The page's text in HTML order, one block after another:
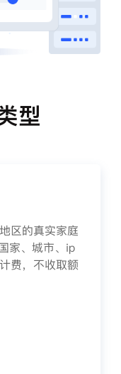
型
区的真实家庭
家、城市、ip
费，不收取额